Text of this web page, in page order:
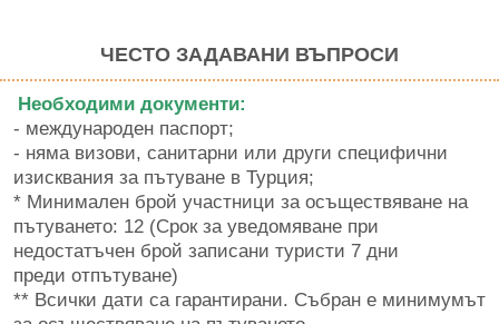
ЧЕСТО ЗАДАВАНИ ВЪПРОСИ
Необходими документи:
- международен паспорт;
- няма визови, санитарни или други специфични
изисквания за пътуване в Турция;
* Минимален брой участници за осъществяване на
пътуването: 12 (Срок за уведомяване при
недостатъчен брой записани туристи 7 дни
преди отпътуване)
** Всички дати са гарантирани. Събран е минимумът